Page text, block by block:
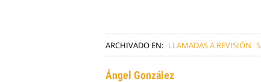
ARCHIVADO EN: LLAMADAS A REVISIÓN
Ángel González